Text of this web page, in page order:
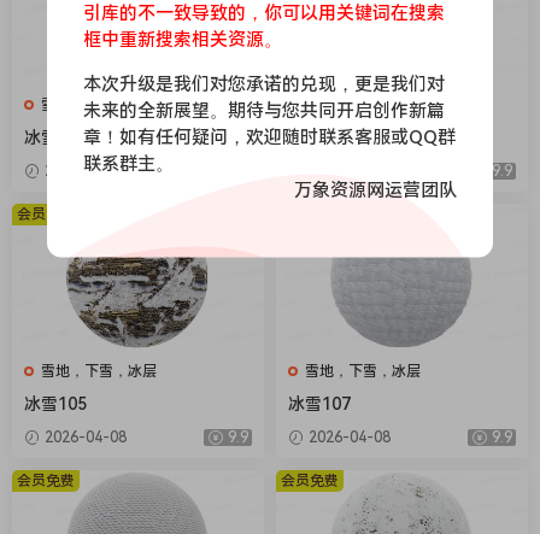
雪地，下雪，冰层
冰雪104
2026-04-08
雪地，下雪，冰层
冰雪106
9.9
雪地，下雪，冰层
冰雪105
2026-04-08 9.9
会员免费
雪地，下雪，冰层
冰雪107
2026-04-08 9.9
会员免费 会员免费
引库的不一致导致的，你可以用关键词在搜索
框中重新搜索相关资源。
本次升级是我们对您承诺的兑现，更是我们对
未来的全新展望。期待与您共同开启创作新篇
章！如有任何疑问，欢迎随时联系客服或QQ群
联系群主。
万象资源网运营团队